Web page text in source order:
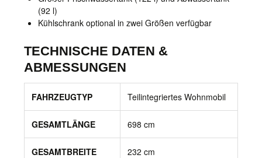
(92 l)
Kühlschrank optional in zwei Größen verfügbar
TECHNISCHE DATEN &
ABMESSUNGEN
FAHRZEUGTYP Teilintegriertes Wohnmobil
GESAMTLÄNGE 698 cm
GESAMTBREITE 232 cm